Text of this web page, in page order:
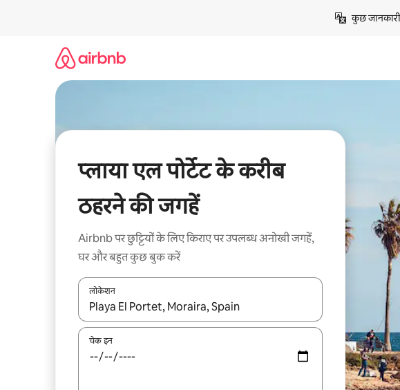
कुछ
प्लाया एल पोर्टेट के करीब
ठहरने की जगहें
Airbnb पर छुट्टियों के लिए किराए पर उपलब्ध अनोखी जगहें,
घर और बहुत कुछ बुक करें
लोकेशन
नतीजों के उपलब्ध होने पर, अप और डाउन 'ऐरो की' का इस्तेमाल करके नेविगेट करें या टच
चेक इन